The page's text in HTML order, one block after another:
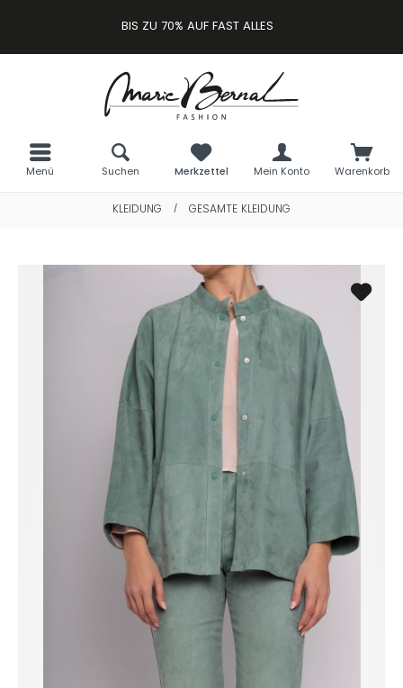
BIS ZU 70% AUF FAST ALLES
Menü Warenkorb
Merkzettel Mein Konto
Suchen
KLEIDUNG / GESAMTE KLEIDUNG